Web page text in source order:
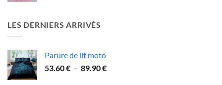
LES DERNIERS ARRIVÉS
Parure de lit moto
53.60€ – 89.90€Plage